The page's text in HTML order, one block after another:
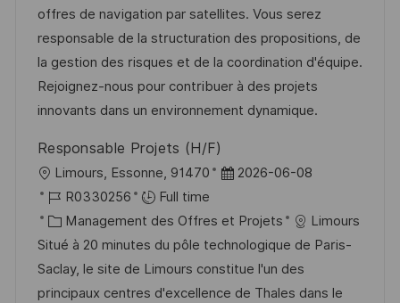
i
s
a
t
i
n
d
’
a
f
f
c
h
a
g
e
r
e
n
c
e
u
p
o
s
t
e
é
g
o
r
i
offres de navigation par satellites. Vous serez
responsable de la structuration des propositions, de
la gestion des risques et de la coordination d'équipe.
Rejoignez-nous pour contribuer à des projets
innovants dans un environnement dynamique.
Responsable Projets (H/F)
o
c
a
l
i
Limours, Essonne, 91470
D
t
e
d
’
2026-06-08
R
é
f
é
r
R0330256
Full time
C
a
t
é
Management des Offres et Projets
Limours
Situé à 20 minutes du pôle technologique de Paris-
Saclay, le site de Limours constitue l'un des
principaux centres d'excellence de Thales dans le